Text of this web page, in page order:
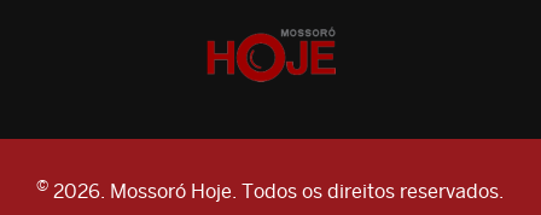
© 2026. Mossoró Hoje. Todos os direitos reservados.